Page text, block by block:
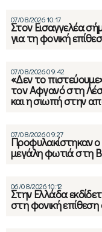
07/08/2026 10:17
Στον Εισαγγελέα
για τη φονική
07/08/2026 09:42
«Δεν το
τον Αφγανό στη
και η σιωπή στην
07/08/2026 09:27
Προφυλακίστηκαν ο
μεγάλη φωτιά στη
06/08/2026 10:12
Στην Ελλάδα
στη φονική